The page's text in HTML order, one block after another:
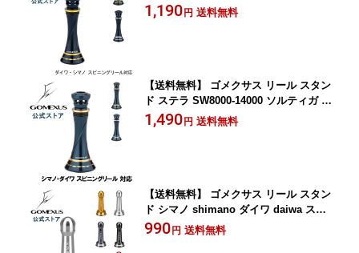
ーキーパー アルミ 55mm Gomexus
1,190 円 送料無料
【送料無料】 ゴメクサス リール スタン
ド ステラ SW8000-14000 ソルティガ 80
00-20000 用 ボディーキーパー アルミ 5
5mm Gomexus
1,490 円 送料無料
【送料無料】 ゴメクサス リール スタン
ド シマノ shimano ダイワ daiwa スピ
ニング リール 用 カスタム パーツ リー
990 円 送料無料